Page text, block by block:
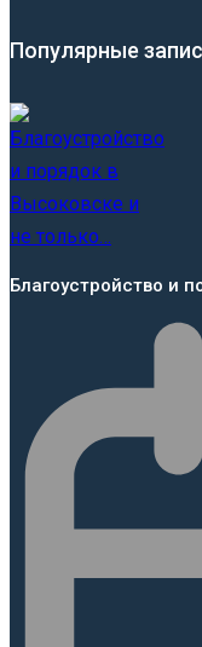
Популярные
Благоустройство и